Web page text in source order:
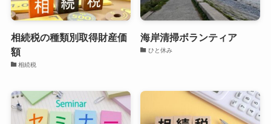
相続税の種類別取得財産価
額
相続税
海岸清掃ボランティア
ひと休み